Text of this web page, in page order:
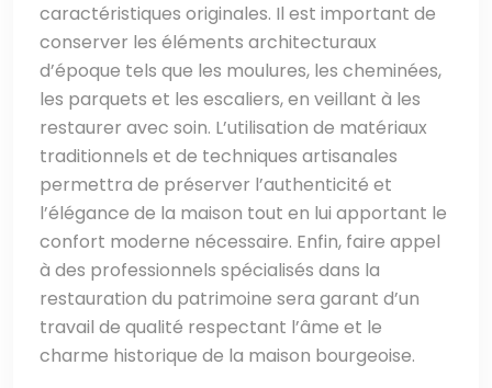
caractéristiques originales. Il est important de
conserver les éléments architecturaux
d’époque tels que les moulures, les cheminées,
les parquets et les escaliers, en veillant à les
restaurer avec soin. L’utilisation de matériaux
traditionnels et de techniques artisanales
permettra de préserver l’authenticité et
l’élégance de la maison tout en lui apportant le
confort moderne nécessaire. Enfin, faire appel
à des professionnels spécialisés dans la
restauration du patrimoine sera garant d’un
travail de qualité respectant l’âme et le
charme historique de la maison bourgeoise.